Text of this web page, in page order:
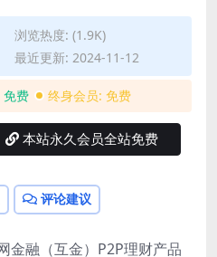
浏览热度: (1.9K)
最近更新: 2024-11-12
免费 终身会员: 免费
本站永久会员全站免费
评论建议
金融（互金）P2P理财产品